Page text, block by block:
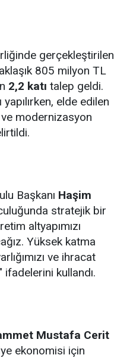
gerçekleştirilen
805 milyon TL
2,2 katı talep geldi.
yapılırken, elde edilen
ve modernizasyon
Başkanı Haşim
stratejik bir
altyapımızı
Yüksek katma
ve ihracat
kullandı.
Mustafa Cerit
ekonomisi için